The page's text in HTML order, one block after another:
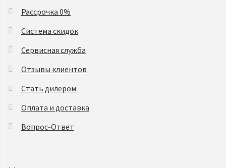
Рассрочка 0%
Система скидок
Сервисная служба
Отзывы клиентов
Стать дилером
Оплата и доставка
Вопрос-Ответ